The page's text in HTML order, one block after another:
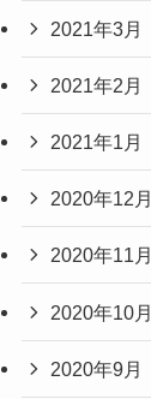
2021年3月
2021年2月
2021年1月
2020年12月
2020年11月
2020年10月
2020年9月